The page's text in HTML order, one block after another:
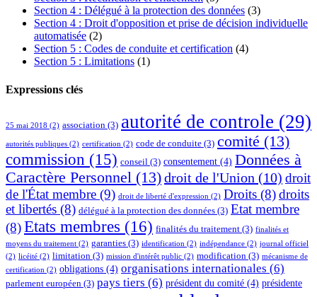
Section 4 : Délégué à la protection des données (3)
Section 4 : Droit d'opposition et prise de décision individuelle
automatisée (2)
Section 5 : Codes de conduite et certification (4)
Section 5 : Limitations (1)
Expressions clés
25 mai 2018 (2) association (3) autorité de controle (29)
autorités publiques (2) certification (2) code de conduite (3) comité (13)
commission (15) conseil (3) consentement (4) Données à
Caractère Personnel (13)droit de l'Union (10) droit
de l'État membre (9) droit de liberté d'expression (2) Droits (8) droits
et libertés (8) délégué à la protection des données (3) Etat membre
(8) Etats membres (16) finalités du traitement (3) finalités et
moyens du traitement (2) garanties (3) identification (2) indépendance (2) journal officiel
(2) licéité (2) limitation (3) mission d'intérêt public (2) modification (3) mécanisme de
certification (2) obligations (4) organisations internationales (6)
parlement européen (3) pays tiers (6) président du comité (4) présidente